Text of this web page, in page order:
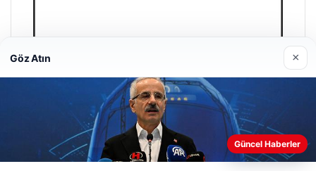
Trend Yapı Akustik
Göz Atın ×
Güncel Haberler